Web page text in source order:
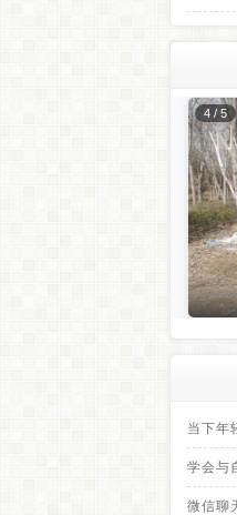
当下年
学会与
微信聊